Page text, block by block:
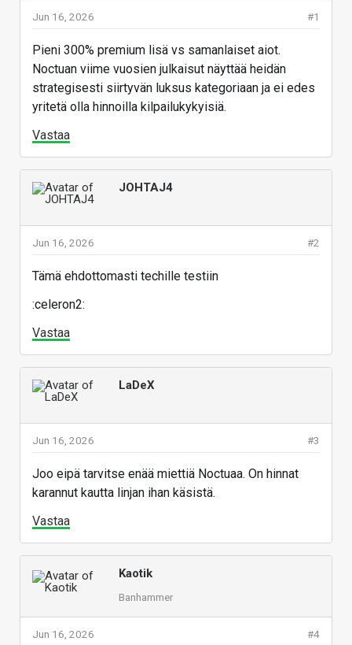
#1
Jun 16, 2026
Pieni 300% premium lisä vs samanlaiset aiot.
Noctuan viime vuosien julkaisut näyttää heidän
strategisesti siirtyvän luksus kategoriaan ja ei edes
yritetä olla hinnoilla kilpailukykyisiä.
Vastaa
JOHTAJ4
#2
Jun 16, 2026
Tämä ehdottomasti techille testiin
:celeron2:
Vastaa
LaDeX
#3
Jun 16, 2026
Joo eipä tarvitse enää miettiä Noctuaa. On hinnat
karannut kautta linjan ihan käsistä.
Vastaa
Kaotik
Banhammer
#4
Jun 16, 2026